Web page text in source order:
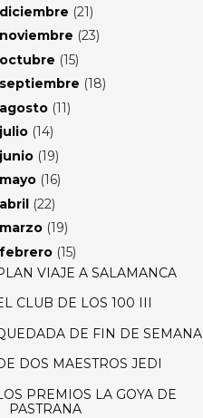
diciembre (21)
noviembre (23)
octubre (15)
septiembre (18)
agosto (11)
julio (14)
junio (19)
mayo (16)
abril (22)
marzo (19)
febrero (15)
VIAJE A SALAMANCA
CLUB DE LOS 100 III
DE FIN DE SEMANA
DOS MAESTROS JEDI
PREMIOS LA GOYA DE
PASTRANA